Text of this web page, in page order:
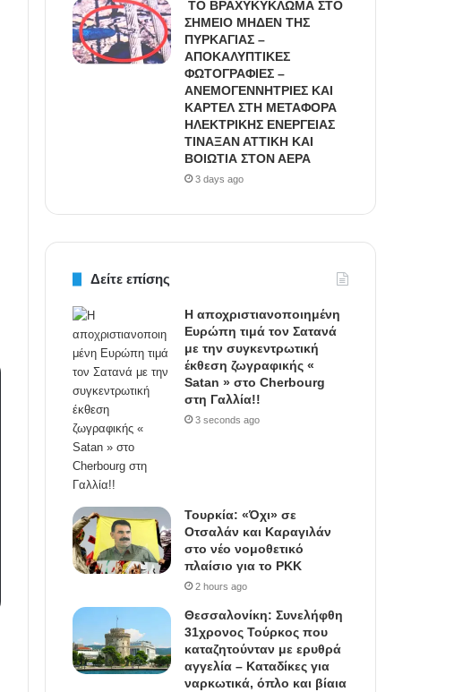
ΤΟ ΒΡΑΧΥΚΥΚΛΩΜΑ ΣΤΟ
ΣΗΜΕΙΟ ΜΗΔΕΝ ΤΗΣ
ΠΥΡΚΑΓΙΑΣ –
ΑΠΟΚΑΛΥΠΤΙΚΕΣ
ΦΩΤΟΓΡΑΦΙΕΣ –
ΑΝΕΜΟΓΕΝΝΗΤΡΙΕΣ ΚΑΙ
ΚΑΡΤΕΛ ΣΤΗ ΜΕΤΑΦΟΡΑ
ΗΛΕΚΤΡΙΚΗΣ ΕΝΕΡΓΕΙΑΣ
ΤΙΝΑΞΑΝ ΑΤΤΙΚΗ ΚΑΙ
ΒΟΙΩΤΙΑ ΣΤΟΝ ΑΕΡΑ
3 days ago
Δείτε επίσης
Η αποχριστιανοποιημένη
Ευρώπη τιμά τον Σατανά
με την συγκεντρωτική
έκθεση ζωγραφικής «
Satan » στο Cherbourg
στη Γαλλία!!
3 seconds ago
Τουρκία: «Όχι» σε
Οτσαλάν και Καραγιλάν
στο νέο νομοθετικό
πλαίσιο για το PKK
2 hours ago
Θεσσαλονίκη: Συνελήφθη
31χρονος Τούρκος που
καταζητούνταν με ερυθρά
αγγελία – Καταδίκες για
ναρκωτικά, όπλο και βίαια